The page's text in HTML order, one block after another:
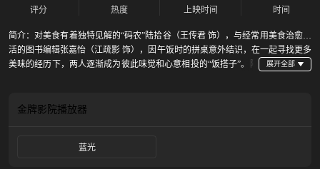
评分 热度
上映时间
时间
简介：对美食有着独特见解的“码农”陆拾谷（王传君 饰），与经常用美食治愈生
活的图书编辑张嘉怡（江疏影 饰），因午饭时的拼桌意外结识，在一起寻找更多
美味的经历下，两人逐渐成为彼此味觉和心意相投的“饭搭子”。陆
谷与嘉怡最终会在味蕾与真心的指引下如何完成自我的成长？二人间又会产生怎
金牌影院播放器
蓝光